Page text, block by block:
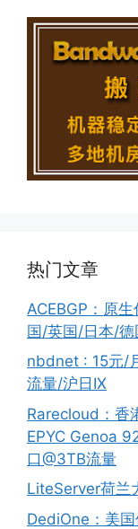
热门文章
ACEBGP：原
国/英国/日本/
nbdnet : 15元/
流量/沪日IX
Rarecloud：香
EPYC Genoa
口@3TB流量
LiteServer荷兰
DediOne：美